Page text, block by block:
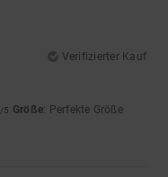
Verifizierter Kauf
/5 Größe: Perfekte Größe